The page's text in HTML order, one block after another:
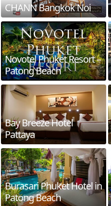
CHANN Bangkok Noi
Novotel Phuket Resort –
Patong Beach
Bay Breeze Hotel
Pattaya
Burasari Phuket Hotel in
Patong Beach